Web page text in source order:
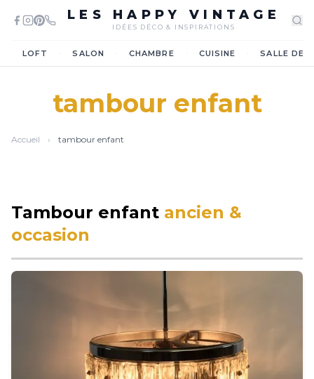
LES HAPPY VINTAGE
IDÉES DÉCO & INSPIRATIONS
LOFT SALON CHAMBRE CUISINE SALLE DE
tambour enfant
Accueil › tambour enfant
Tambour enfant ancien &
occasion